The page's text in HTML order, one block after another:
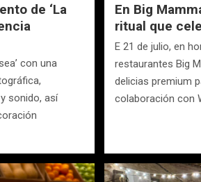
de ‘La
con una
sonido, así
En Big
ritual que
E 21 de julio, en
restaurantes Big
delicias premium
colaboración con